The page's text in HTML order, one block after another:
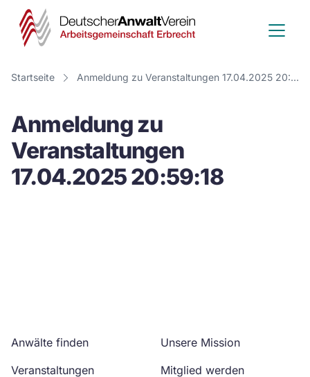
Deutscher
Anwalt
Verein
Startseite Anmeldung zu Veranstaltungen 17.04.2025 20:59:18
Anmeldung zu
Veranstaltungen
17.04.2025 20:59:18
Anwälte finden
Veranstaltungen
Unsere Mission
Mitglied werden